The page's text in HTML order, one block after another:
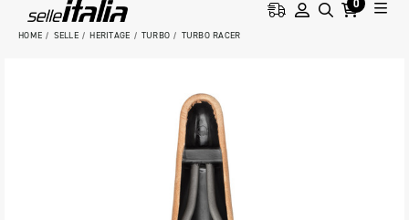
0
HOME SELLE HERITAGE TURBO TURBO RACER